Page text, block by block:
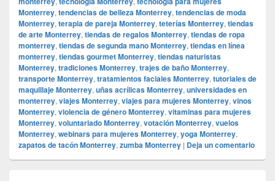
Monterrey, tendencias de belleza Monterrey, tendencias de moda
Monterrey, terapia de pareja Monterrey, teterías Monterrey, tiendas
de arte Monterrey, tiendas de regalos Monterrey, tiendas de ropa
monterrey, tiendas de segunda mano Monterrey, tiendas en línea
monterrey, tiendas gourmet Monterrey, tiendas naturistas
Monterrey, tradiciones Monterrey, trajes de baño Monterrey,
transporte Monterrey, tratamientos faciales Monterrey, tutoriales de
maquillaje Monterrey, uñas acrílicas Monterrey, universidades en
monterrey, viajes Monterrey, viajes para mujeres Monterrey, vinos
Monterrey, violencia de género Monterrey, vitaminas para mujeres
Monterrey, voluntariado Monterrey, votación Monterrey, vuelos
Monterrey, webinars para mujeres Monterrey, yoga Monterrey,
zapatos de tacón Monterrey, zumba Monterrey | Deja un comentario